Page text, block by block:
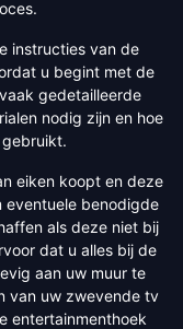
instructies van de
u begint met de
gedetailleerde
nodig zijn en hoe
eiken koopt en deze
eventuele benodigde
als deze niet bij
dat u alles bij de
aan uw muur te
van uw zwevende tv
entertainmenthoek